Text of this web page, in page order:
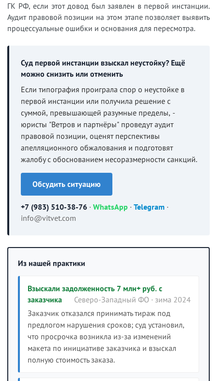
ГК РФ, если этот довод был заявлен в первой инстанции.
Аудит правовой позиции на этом этапе позволяет выявить
процессуальные ошибки и основания для пересмотра.
Суд первой инстанции взыскал неустойку? Ещё
можно снизить или отменить
Если типография проиграла спор о неустойке в
первой инстанции или получила решение с
суммой, превышающей разумные пределы, -
юристы "Ветров и партнёры" проведут аудит
правовой позиции, оценят перспективы
апелляционного обжалования и подготовят
жалобу с обоснованием несоразмерности санкций.
Обсудить ситуацию
+7 (983) 510-38-76 · WhatsApp · Telegram ·
info@vitvet.com
Из нашей практики
Взыскали задолженность 7 млн+ руб. с
заказчика
Северо-Западный ФО · зима 2024
Заказчик отказался принимать тираж под
предлогом нарушения сроков; суд установил,
что просрочка возникла из-за изменений
макета по инициативе заказчика и взыскал
полную стоимость заказа.